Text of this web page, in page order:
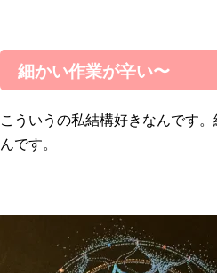
細かい作業が辛い〜
こういうの私結構好きなんです
んです。